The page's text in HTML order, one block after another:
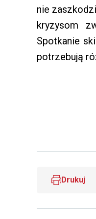
nie
kryzysom
Spotkanie
potrzebują
Drukuj